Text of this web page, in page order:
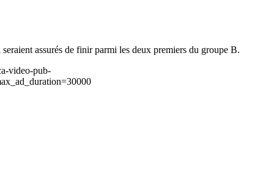
seraient assurés de finir parmi les deux premiers du groupe B.
video-pub-